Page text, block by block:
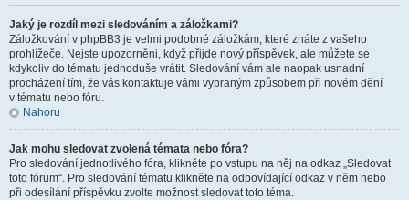
Jaký je rozdíl mezi sledováním a záložkami?
Záložkování v phpBB3 je velmi podobné záložkám, které znáte z vašeho
prohlížeče. Nejste upozorněni, když přijde nový příspěvek, ale můžete se
kdykoliv do tématu jednoduše vrátit. Sledování vám ale naopak usnadní
procházení tím, že vás kontaktuje vámi vybraným způsobem při novém dění
v tématu nebo fóru.
Nahoru
Jak mohu sledovat zvolená témata nebo fóra?
Pro sledování jednotlivého fóra, klikněte po vstupu na něj na odkaz „Sledovat
toto fórum“. Pro sledování tématu klikněte na odpovídající odkaz v něm nebo
při odesílání příspěvku zvolte možnost sledovat toto téma.